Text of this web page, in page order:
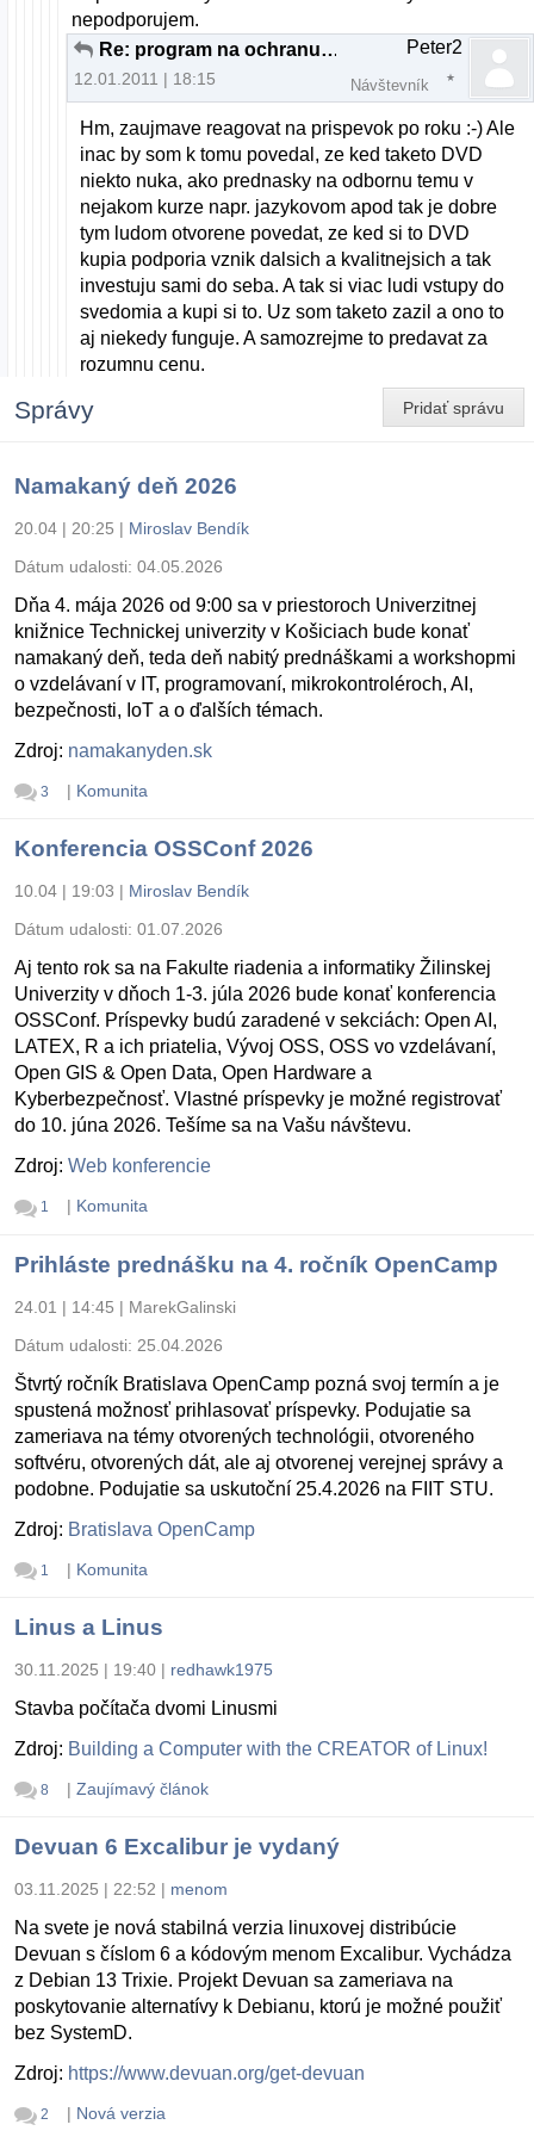
nepodporujem.
Re: program na ochranu dvd
12.01.2011 | 18:15
Peter2
Návštevník
Hm, zaujmave reagovat na prispevok po roku :-) Ale
inac by som k tomu povedal, ze ked taketo DVD
niekto nuka, ako prednasky na odbornu temu v
nejakom kurze napr. jazykovom apod tak je dobre
tym ludom otvorene povedat, ze ked si to DVD
kupia podporia vznik dalsich a kvalitnejsich a tak
investuju sami do seba. A tak si viac ludi vstupy do
svedomia a kupi si to. Uz som taketo zazil a ono to
aj niekedy funguje. A samozrejme to predavat za
rozumnu cenu.
Pridať správu
Správy
Namakaný deň 2026
20.04 | 20:25 | Miroslav Bendík
Dátum udalosti: 04.05.2026
Dňa 4. mája 2026 od 9:00 sa v priestoroch Univerzitnej
knižnice Technickej univerzity v Košiciach bude konať
namakaný deň, teda deň nabitý prednáškami a workshopmi
o vzdelávaní v IT, programovaní, mikrokontroléroch, AI,
bezpečnosti, IoT a o ďalších témach.
Zdroj: namakanyden.sk
3 | Komunita
Konferencia OSSConf 2026
10.04 | 19:03 | Miroslav Bendík
Dátum udalosti: 01.07.2026
Aj tento rok sa na Fakulte riadenia a informatiky Žilinskej
Univerzity v dňoch 1-3. júla 2026 bude konať konferencia
OSSConf. Príspevky budú zaradené v sekciách: Open AI,
LATEX, R a ich priatelia, Vývoj OSS, OSS vo vzdelávaní,
Open GIS & Open Data, Open Hardware a
Kyberbezpečnosť. Vlastné príspevky je možné registrovať
do 10. júna 2026. Tešíme sa na Vašu návštevu.
Zdroj: Web konferencie
1 | Komunita
Prihláste prednášku na 4. ročník OpenCamp
24.01 | 14:45 | MarekGalinski
Dátum udalosti: 25.04.2026
Štvrtý ročník Bratislava OpenCamp pozná svoj termín a je
spustená možnosť prihlasovať príspevky. Podujatie sa
zameriava na témy otvorených technológii, otvoreného
softvéru, otvorených dát, ale aj otvorenej verejnej správy a
podobne. Podujatie sa uskutoční 25.4.2026 na FIIT STU.
Zdroj: Bratislava OpenCamp
1 | Komunita
Linus a Linus
30.11.2025 | 19:40 | redhawk1975
Stavba počítača dvomi Linusmi
Zdroj: Building a Computer with the CREATOR of Linux!
8 | Zaujímavý článok
Devuan 6 Excalibur je vydaný
03.11.2025 | 22:52 | menom
Na svete je nová stabilná verzia linuxovej distribúcie
Devuan s číslom 6 a kódovým menom Excalibur. Vychádza
z Debian 13 Trixie. Projekt Devuan sa zameriava na
poskytovanie alternatívy k Debianu, ktorú je možné použiť
bez SystemD.
Zdroj: https://www.devuan.org/get-devuan
2 | Nová verzia